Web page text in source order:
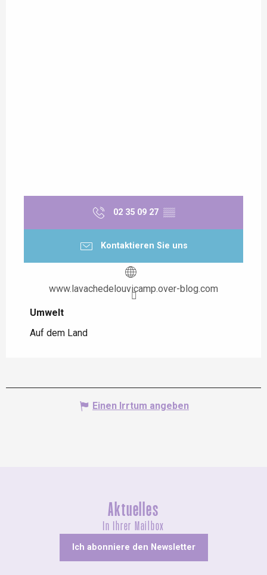
02 35 09 27 ▒▒
Kontaktieren Sie uns
www.lavachedelouvicamp.over-blog.com
Umwelt
Umwelt
Auf dem Land
Einen Irrtum angeben
Aktuelles
In Ihrer Mailbox
Ich abonniere den Newsletter